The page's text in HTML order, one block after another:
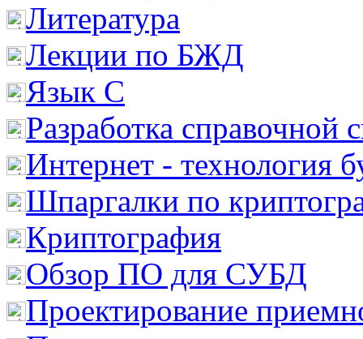
Литература
Лекции по БЖД
Язык С
Разработка справочной
Интернет - технология
Шпаргалки по
Криптография
Обзор ПО для СУБД
Проектирование